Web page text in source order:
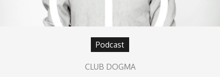
Podcast
CLUB DOGMA